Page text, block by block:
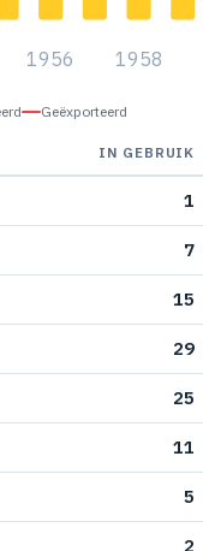
1956 1958
Geëxporteerd
IN GEBRUIK
1
7
15
29
25
11
5
2